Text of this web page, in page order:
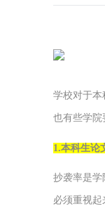
行业新闻
查重资讯
常见问题
声明
学校对于本
也有些学院
1.本科生论
抄袭率是学
必须重视起